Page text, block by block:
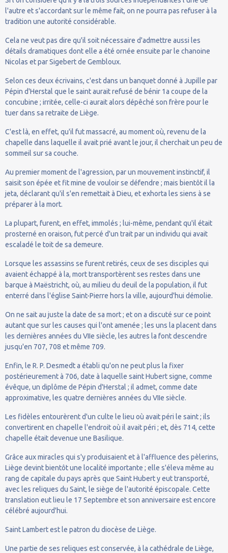
l'autre et s'accordant sur le même fait, on ne pourra pas refuser à la
tradition une autorité considérable.
Cela ne veut pas dire qu'il soit nécessaire d'admettre aussi les
détails dramatiques dont elle a été ornée ensuite par le chanoine
Nicolas et par Sigebert de Gembloux.
Selon ces deux écrivains, c'est dans un banquet donné à Jupille par
Pépin d'Herstal que le saint aurait refusé de bénir 1a coupe de la
concubine ; irritée, celle-ci aurait alors dépêché son frère pour le
tuer dans sa retraite de Liège.
C'est là, en effet, qu'il fut massacré, au moment où, revenu de la
chapelle dans laquelle il avait prié avant le jour, il cherchait un peu de
sommeil sur sa couche.
Au premier moment de l'agression, par un mouvement instinctif, il
saisit son épée et fit mine de vouloir se défendre ; mais bientôt il la
jeta, déclarant qu'il s'en remettait à Dieu, et exhorta les siens à se
préparer à la mort.
La plupart, furent, en effet, immolés ; lui-même, pendant qu'il était
prosterné en oraison, fut percé d'un trait par un individu qui avait
escaladé le toit de sa demeure.
Lorsque les assassins se furent retirés, ceux de ses disciples qui
avaient échappé à la, mort transportèrent ses restes dans une
barque à Maëstricht, où, au milieu du deuil de la population, il fut
enterré dans l'église Saint-Pierre hors la ville, aujourd'hui démolie.
On ne sait au juste la date de sa mort ; et on a discuté sur ce point
autant que sur les causes qui l'ont amenée ; les uns la placent dans
les dernières années du VIIe siècle, les autres la font descendre
jusqu'en 707, 708 et même 709.
Enfin, le R. P. Desmedt a établi qu'on ne peut plus la fixer
postérieurement à 706, date à laquelle saint Hubert signe, comme
évêque, un diplôme de Pépin d'Herstal ; il admet, comme date
approximative, les quatre dernières années du VIIe siècle.
Les fidèles entourèrent d'un culte le lieu où avait péri le saint ; ils
convertirent en chapelle l'endroit où il avait péri ; et, dès 714, cette
chapelle était devenue une Basilique.
Grâce aux miracles qui s'y produisaient et à l'affluence des pèlerins,
Liège devint bientôt une localité importante ; elle s'éleva même au
rang de capitale du pays après que Saint Hubert y eut transporté,
avec les reliques du Saint, le siège de l'autorité épiscopale. Cette
translation eut lieu le 17 Septembre et son anniversaire est encore
célébré aujourd'hui.
Saint Lambert est le patron du diocèse de Liège.
Une partie de ses reliques est conservée, à la cathédrale de Liège,